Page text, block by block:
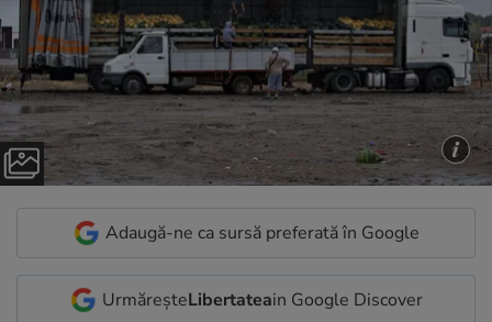
Adaugă-ne ca sursă preferată în Google
UrmăreșteLibertateain Google Discover